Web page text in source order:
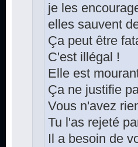
je les
elles sauvent
Ça peut être
C'est illégal !
Elle est
Ça ne justifie
Vous n'avez
Tu l'as rejeté
Il a besoin de